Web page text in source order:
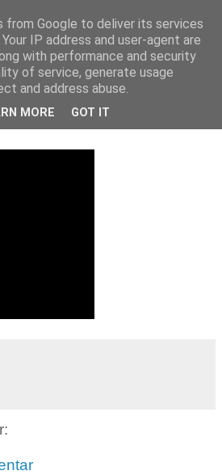
from Google to deliver its services
IP address and user-agent are
with performance and security
of service, generate usage
and address abuse.
MORE GOT IT